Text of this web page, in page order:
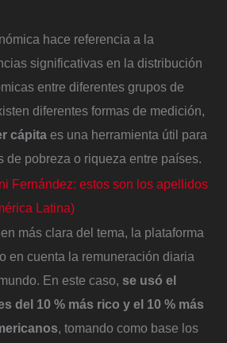
hace referencia a la
significativas en la distribución
entre diferentes grupos de
diferentes formas de medición,
cápita es una herramienta útil para
de pobreza o riqueza entre países.
Fernández: estos son los apellidos
Latina)
más clara del tema, la plataforma
en cuenta la remuneración diaria
En este caso, se usó el
del 10 % más rico y el 10 % más
, tomando como base los